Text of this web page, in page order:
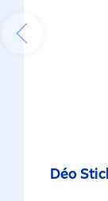
Déo